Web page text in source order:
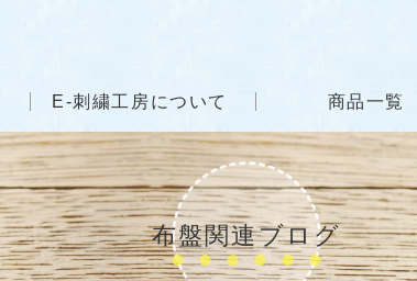
E-刺繍工房について 商品一覧
布盤関連ブログ